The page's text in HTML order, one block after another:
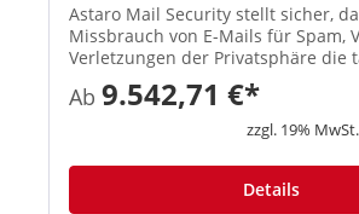
Astaro Mail Security stellt sicher,
Missbrauch von E-Mails für Spam,
Verletzungen der Privatsphäre die
Geschäftsabläufe nicht
dieser Anwendung werden
Nachrichten ordnungsgemäß
Ab 9.542,71 €*
zzgl. 19%
Details